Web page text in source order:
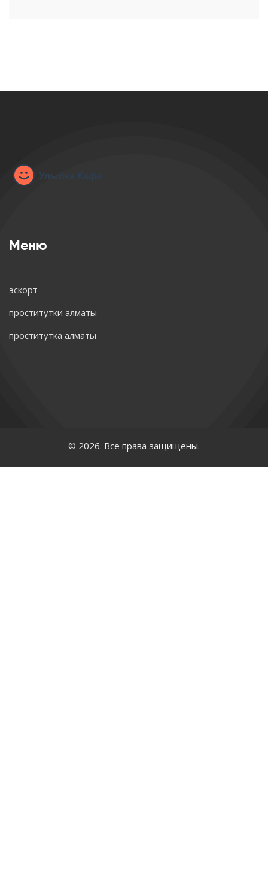
Меню
эскорт
проститутки алматы
проститутка алматы
© 2026. Все права защищены.